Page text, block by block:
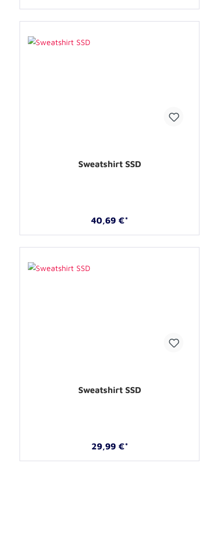
Sweatshirt SSD
40,69 €*
Sweatshirt SSD
29,99 €*